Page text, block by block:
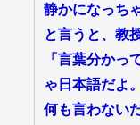
静かになっち
と言うと、教
「言葉分かっ
ゃ日本語だよ
何も言わない